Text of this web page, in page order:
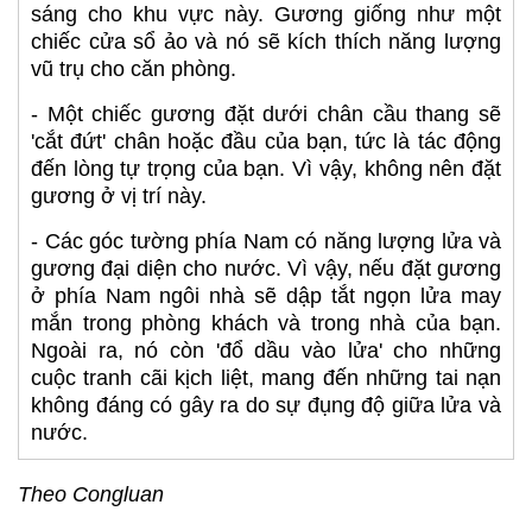
sáng cho khu vực này. Gương giống như một
chiếc cửa sổ ảo và nó sẽ kích thích năng lượng
vũ trụ cho căn phòng.
- Một chiếc gương đặt dưới chân cầu thang sẽ
'cắt đứt' chân hoặc đầu của bạn, tức là tác động
đến lòng tự trọng của bạn. Vì vậy, không nên đặt
gương ở vị trí này.
- Các góc tường phía Nam có năng lượng lửa và
gương đại diện cho nước. Vì vậy, nếu đặt gương
ở phía Nam ngôi nhà sẽ dập tắt ngọn lửa may
mắn trong phòng khách và trong nhà của bạn.
Ngoài ra, nó còn 'đổ dầu vào lửa' cho những
cuộc tranh cãi kịch liệt, mang đến những tai nạn
không đáng có gây ra do sự đụng độ giữa lửa và
nước.
Theo Congluan